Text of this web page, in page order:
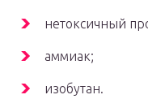
нетоксичный
аммиак;
изобутан.